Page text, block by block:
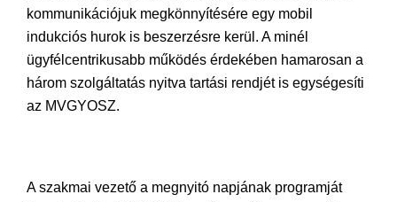
kommunikációjuk megkönnyítésére egy mobil
indukciós hurok is beszerzésre kerül. A minél
ügyfélcentrikusabb működés érdekében hamarosan a
három szolgáltatás nyitva tartási rendjét is egységesíti
az MVGYOSZ.
A szakmai vezető a megnyitó napjának programját